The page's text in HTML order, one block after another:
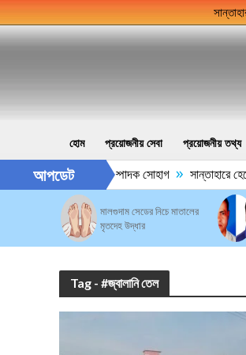
হোম প্রয়োজনীয় সেবা প্রয়োজনীয় তথ্য
আপডেট
জিললুর, সাধারণ সম্পাদক সোহাগ » সান্তাহারে
মালগুদাম সেডের নিচে মাতালের
মৃতদেহ উদ্ধার
Tag - #জ্বালানি তেল